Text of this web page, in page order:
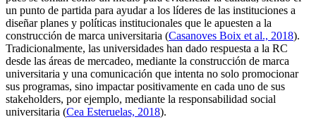
un punto de partida para ayudar a los líderes de las instituciones a
diseñar planes y políticas institucionales que le apuesten a la
construcción de marca universitaria (Casanoves Boix et al., 2018).
Tradicionalmente, las universidades han dado respuesta a la RC
desde las áreas de mercadeo, mediante la construcción de marca
universitaria y una comunicación que intenta no solo promocionar
sus programas, sino impactar positivamente en cada uno de sus
stakeholders, por ejemplo, mediante la responsabilidad social
universitaria (Cea Esteruelas, 2018).